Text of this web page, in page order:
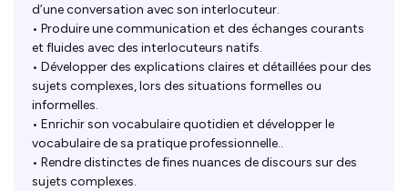
d’une conversation avec son interlocuteur.
• Produire une communication et des échanges courants
et fluides avec des interlocuteurs natifs.
• Développer des explications claires et détaillées pour des
sujets complexes, lors des situations formelles ou
informelles.
• Enrichir son vocabulaire quotidien et développer le
vocabulaire de sa pratique professionnelle..
• Rendre distinctes de fines nuances de discours sur des
sujets complexes.